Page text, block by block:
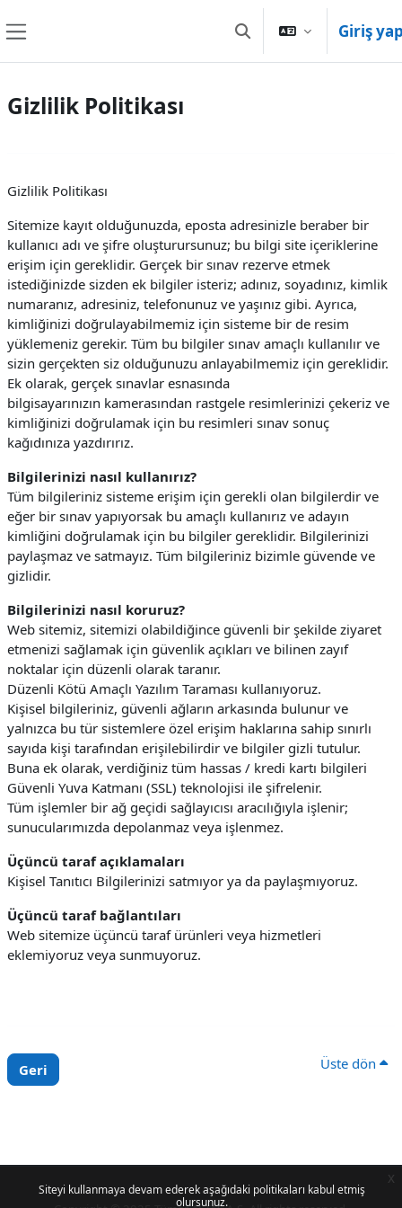
Siteyi kullanmaya devam ederek aşağıdaki politikaları kabul etmiş
olursunuz.
x
Arama girişini değiştir
Giriş
Gizlilik Politikası
Gizlilik Politikası
Sitemize kayıt olduğunuzda, eposta adresinizle beraber bir
kullanıcı adı ve şifre oluşturursunuz; bu bilgi site içeriklerine
erişim için gereklidir. Gerçek bir sınav rezerve etmek
istediğinizde sizden ek bilgiler isteriz; adınız, soyadınız, kimlik
numaranız, adresiniz, telefonunuz ve yaşınız gibi. Ayrıca,
kimliğinizi doğrulayabilmemiz için sisteme bir de resim
yüklemeniz gerekir. Tüm bu bilgiler sınav amaçlı kullanılır ve
sizin gerçekten siz olduğunuzu anlayabilmemiz için gereklidir.
Ek olarak, gerçek sınavlar esnasında
bilgisayarınızın kamerasından rastgele resimlerinizi çekeriz ve
kimliğinizi doğrulamak için bu resimleri sınav sonuç
kağıdınıza yazdırırız.
Bilgilerinizi nasıl kullanırız?
Tüm bilgileriniz sisteme erişim için gerekli olan bilgilerdir ve
eğer bir sınav yapıyorsak bu amaçlı kullanırız ve adayın
kimliğini doğrulamak için bu bilgiler gereklidir. Bilgilerinizi
paylaşmaz ve satmayız. Tüm bilgileriniz bizimle güvende ve
gizlidir.
Bilgilerinizi nasıl koruruz?
Web sitemiz, sitemizi olabildiğince güvenli bir şekilde ziyaret
etmenizi sağlamak için güvenlik açıkları ve bilinen zayıf
noktalar için düzenli olarak taranır.
Düzenli Kötü Amaçlı Yazılım Taraması kullanıyoruz.
Kişisel bilgileriniz, güvenli ağların arkasında bulunur ve
yalnızca bu tür sistemlere özel erişim haklarına sahip sınırlı
sayıda kişi tarafından erişilebilirdir ve bilgiler gizli tutulur.
Buna ek olarak, verdiğiniz tüm hassas / kredi kartı bilgileri
Güvenli Yuva Katmanı (SSL) teknolojisi ile şifrelenir.
Tüm işlemler bir ağ geçidi sağlayıcısı aracılığıyla işlenir;
sunucularımızda depolanmaz veya işlenmez.
Üçüncü taraf açıklamaları
Kişisel Tanıtıcı Bilgilerinizi satmıyor ya da paylaşmıyoruz.
Üçüncü taraf bağlantıları
Web sitemize üçüncü taraf ürünleri veya hizmetleri
eklemiyoruz veya sunmuyoruz.
Geri Üste dön